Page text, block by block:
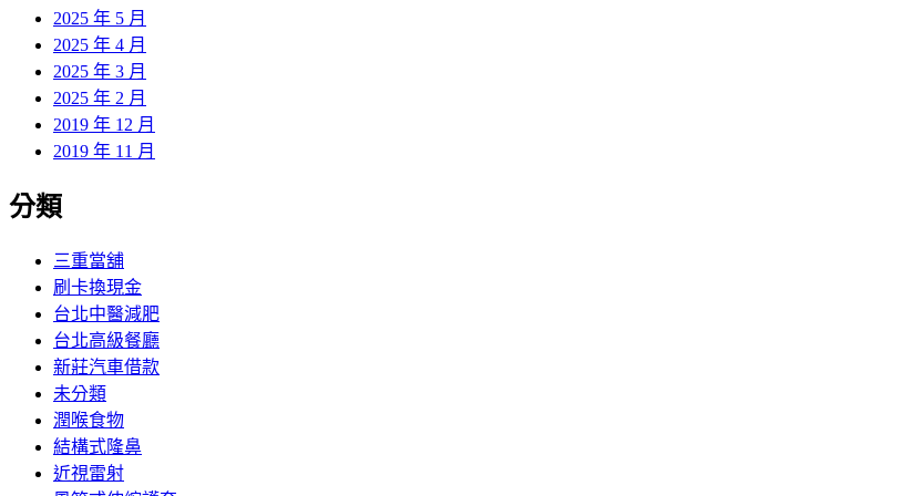
2025 年 5 月
2025 年 4 月
2025 年 3 月
2025 年 2 月
2019 年 12 月
2019 年 11 月
分類
三重當舖
刷卡換現金
台北中醫減肥
台北高級餐廳
新莊汽車借款
未分類
潤喉食物
結構式隆鼻
近視雷射